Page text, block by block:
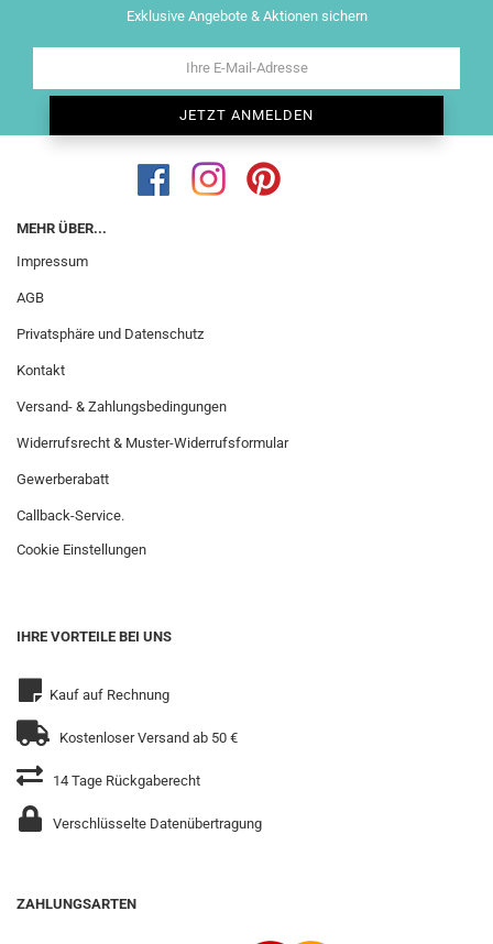
Exklusive Angebote & Aktionen sichern
MEHR ÜBER...
Impressum
AGB
Privatsphäre und Datenschutz
Kontakt
Versand- & Zahlungsbedingungen
Widerrufsrecht & Muster-Widerrufsformular
Gewerberabatt
Callback-Service.
Cookie Einstellungen
IHRE VORTEILE BEI UNS
Kauf auf Rechnung
Kostenloser Versand ab 50 €
14 Tage Rückgaberecht
Verschlüsselte Datenübertragung
ZAHLUNGSARTEN